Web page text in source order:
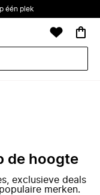
één plek
de hoogte
exclusieve deals
merken.